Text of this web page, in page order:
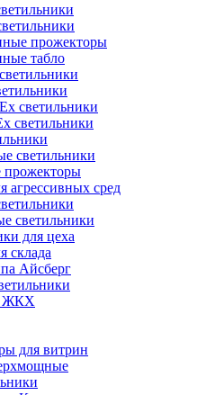
прожекторы
табло
светильники
светильники
светильники
агрессивных сред
светильники
для цеха
склада
Айсберг
ЖКХ
для витрин